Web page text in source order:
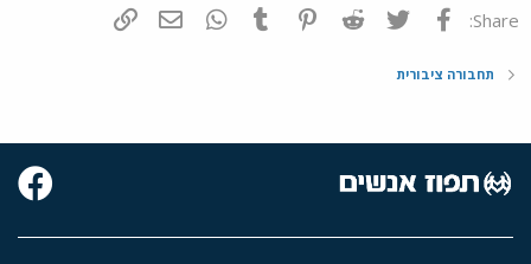
Share: פייסבוק Twitter
Reddit
Pinterest
Tumblr
WhatsAppדואר אלקטרוני
תחבורה ציבורית